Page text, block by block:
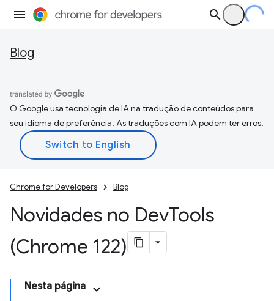
Blog
O Google usa tecnologia de IA na tradução de conteúdos para
seu idioma de preferência. As traduções com IA podem ter erros.
Chrome for Developers Blog
Novidades no DevTools
(Chrome 122)
Nesta página